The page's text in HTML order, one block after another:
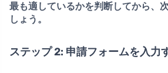
最も適しているかを判断してから、
しょう。
ステップ 2: 申請フォームを入力